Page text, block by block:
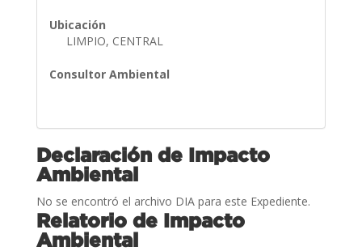
Ubicación
LIMPIO, CENTRAL
Consultor Ambiental
Declaración de Impacto
Ambiental
No se encontró el archivo DIA para este Expediente.
Relatorio de Impacto
Ambiental